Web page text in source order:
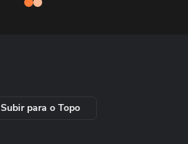
Subir para o Topo